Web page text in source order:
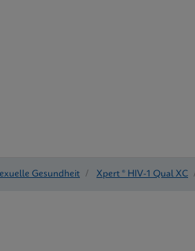
Gesundheit / Xpert ® HIV-1 Qual XC